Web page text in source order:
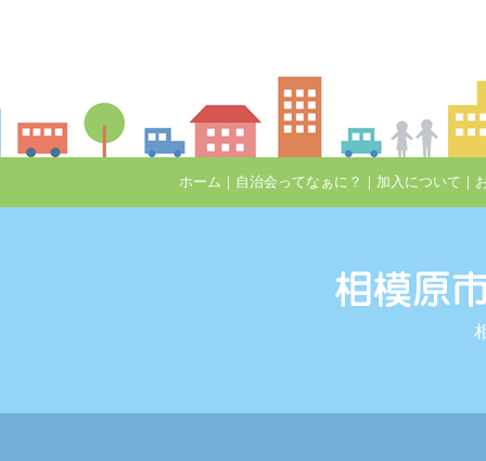
ホーム ｜ 自治会ってなぁに？ ｜ 加入について ｜